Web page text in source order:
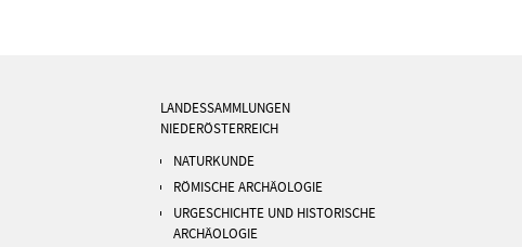
LANDESSAMMLUNGEN
NIEDERÖSTERREICH
NATURKUNDE
RÖMISCHE ARCHÄOLOGIE
URGESCHICHTE UND HISTORISCHE
ARCHÄOLOGIE